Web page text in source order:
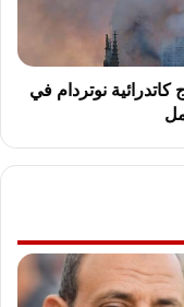
كاتدرائية نوتردام في